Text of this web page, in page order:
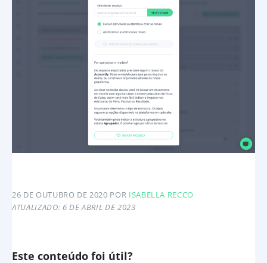
26 DE OUTUBRO DE 2020 POR ISABELLA RECCO
ATUALIZADO: 6 DE ABRIL DE 2023
Este conteúdo foi útil?